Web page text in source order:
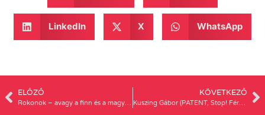
LinkedIn X WhatsApp
ELŐZŐ
Rokonok – avagy a finn és a magyar nemi egyenjogúságról
KÖVETKEZŐ
Kuszing Gábor (PATENT, Stop! Férfierőszak) beszéde a Nők Lázadása tüntetésen